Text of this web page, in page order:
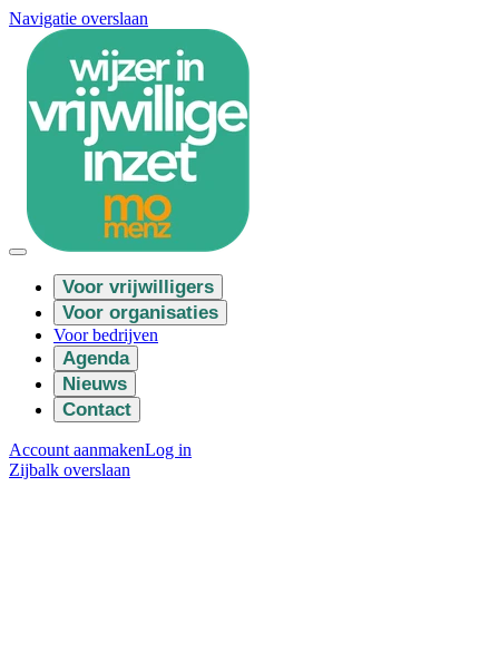
Navigatie overslaan
Voor vrijwilligers
Voor organisaties
Voor bedrijven
Agenda
Nieuws
Contact
Account aanmakenLog in
Zijbalk overslaan